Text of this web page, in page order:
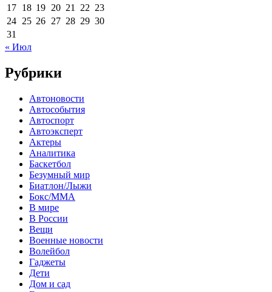
17 18 19 20 21 22 23
24 25 26 27 28 29 30
31
« Июл
Рубрики
Автоновости
Автособытия
Автоспорт
Автоэксперт
Актеры
Аналитика
Баскетбол
Безумный мир
Биатлон/Лыжи
Бокс/MMA
В мире
В России
Вещи
Военные новости
Волейбол
Гаджеты
Дети
Дом и сад